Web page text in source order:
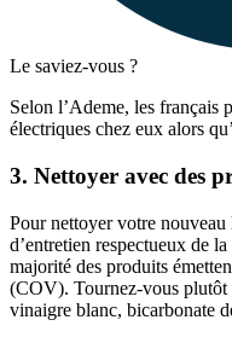
Le saviez-vous ?
Selon l’Ademe, les français
électriques chez eux alors
3. Nettoyer avec des
Pour nettoyer votre
d’entretien respectueux de
majorité des produits
(COV). Tournez-vous plutôt
vinaigre blanc, bicarbonate